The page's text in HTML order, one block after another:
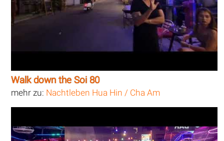
Walk down the Soi 80
mehr zu: Nachtleben Hua Hin / Cha Am